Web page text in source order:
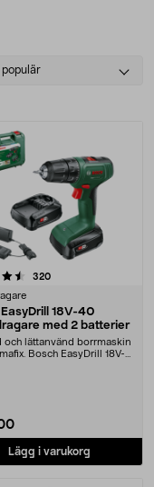
populär
320recensioner
18V-40
med 2 batterier
och lättanvänd borrmaskin
Bosch EasyDrill 18V-
Lägg i varukorg